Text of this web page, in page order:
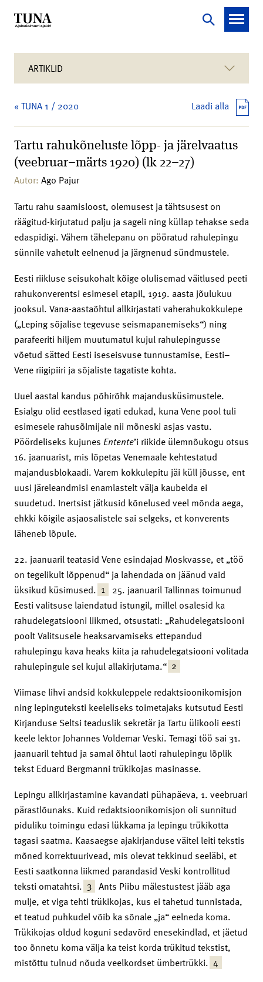
ARTIKLID
« TUNA 1 / 2020 Laadi alla
Tartu rahukõneluste lõpp- ja järelvaatus
(veebruar–märts 1920) (lk 22–27)
Autor: Ago Pajur
Tartu rahu saamisloost, olemusest ja tähtsusest on
räägitud-kirjutatud palju ja sageli ning küllap tehakse seda
edaspidigi. Vähem tähelepanu on pööratud rahulepingu
sünnile vahetult eelnenud ja järgnenud sündmustele.
Eesti riikluse seisukohalt kõige olulisemad väitlused peeti
rahukonverentsi esimesel etapil, 1919. aasta jõulukuu
jooksul. Vana-aastaõhtul allkirjastati vaherahukokkulepe
(„Leping sõjalise tegevuse seismapanemiseks“) ning
parafeeriti hiljem muutumatul kujul rahulepingusse
võetud sätted Eesti iseseisvuse tunnustamise, Eesti–
Vene riigipiiri ja sõjaliste tagatiste kohta.
Uuel aastal kandus põhirõhk majandusküsimustele.
Esialgu olid eestlased igati edukad, kuna Vene pool tuli
esimesele rahusõlmijale nii mõneski asjas vastu.
Pöördeliseks kujunes Entente’i riikide ülemnõukogu otsus
16. jaanuarist, mis lõpetas Venemaale kehtestatud
majandusblokaadi. Varem kokkulepitu jäi küll jõusse, ent
uusi järeleandmisi enamlastelt välja kaubelda ei
suudetud. Inertsist jätkusid kõnelused veel mõnda aega,
ehkki kõigile asjaosalistele sai selgeks, et konverents
läheneb lõpule.
22. jaanuaril teatasid Vene esindajad Moskvasse, et „töö
on tegelikult lõppenud“ ja lahendada on jäänud vaid
üksikud küsimused. 1 25. jaanuaril Tallinnas toimunud
Eesti valitsuse laiendatud istungil, millel osalesid ka
rahudelegatsiooni liikmed, otsustati: „Rahudelegatsiooni
poolt Valitsusele heaksarvamiseks ettepandud
rahulepingu kava heaks kiita ja rahudelegatsiooni volitada
rahulepingule sel kujul allakirjutama.“ 2
Viimase lihvi andsid kokkuleppele redaktsioonikomisjon
ning lepinguteksti keeleliseks toimetajaks kutsutud Eesti
Kirjanduse Seltsi teaduslik sekretär ja Tartu ülikooli eesti
keele lektor Johannes Voldemar Veski. Temagi töö sai 31.
jaanuaril tehtud ja samal õhtul laoti rahulepingu lõplik
tekst Eduard Bergmanni trükikojas masinasse.
Lepingu allkirjastamine kavandati pühapäeva, 1. veebruari
pärastlõunaks. Kuid redaktsioonikomisjon oli sunnitud
piduliku toimingu edasi lükkama ja lepingu trükikotta
tagasi saatma. Kaasaegse ajakirjanduse väitel leiti tekstis
mõned korrektuurivead, mis olevat tekkinud seeläbi, et
Eesti saatkonna liikmed parandasid Veski kontrollitud
teksti omatahtsi. 3 Ants Piibu mälestustest jääb aga
mulje, et viga tehti trükikojas, kus ei tahetud tunnistada,
et teatud puhkudel võib ka sõnale „ja“ eelneda koma.
Trükikojas oldud koguni sedavõrd enese­kindlad, et jäetud
too õnnetu koma välja ka teist korda trükitud tekstist,
mistõttu tulnud nõuda veelkordset ümbertrükki. 4